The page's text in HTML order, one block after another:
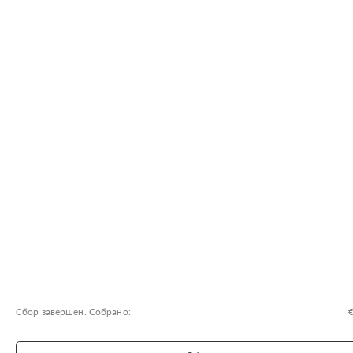
Сбор завершен. Собрано: